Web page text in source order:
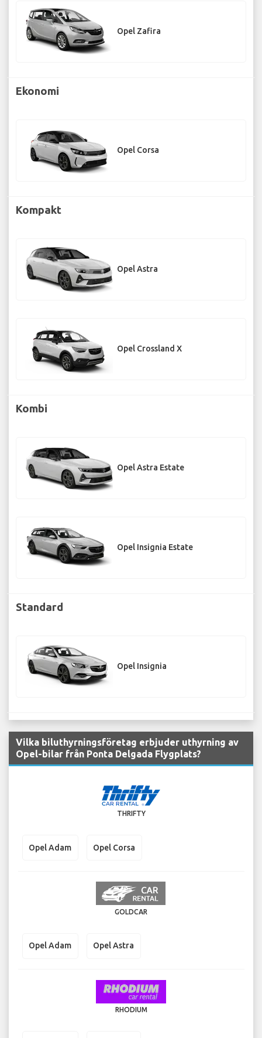
Opel Zafira
Ekonomi
Opel Corsa
Kompakt
Opel Astra
Opel Crossland X
Kombi
Opel Astra Estate
Opel Insignia Estate
Standard
Opel Insignia
Vilka biluthyrningsföretag erbjuder uthyrning av
Opel-bilar från Ponta Delgada Flygplats?
THRIFTY
Opel Adam Opel Corsa
GOLDCAR
Opel Adam Opel Astra
RHODIUM